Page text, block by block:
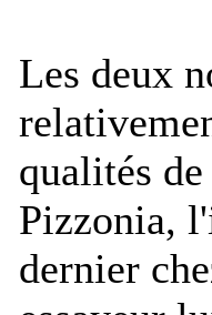
Les deux
qualités
Pizzonia,
dernier